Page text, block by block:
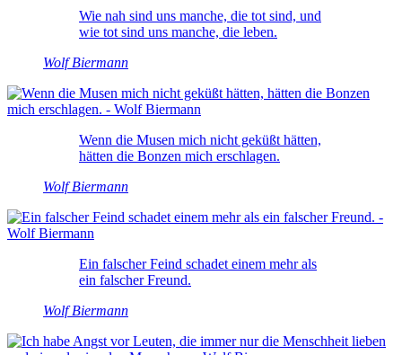
Wie nah sind uns manche, die tot sind, und
wie tot sind uns manche, die leben.
Wolf Biermann
Wenn die Musen mich nicht geküßt hätten,
hätten die Bonzen mich erschlagen.
Wolf Biermann
Ein falscher Feind schadet einem mehr als
ein falscher Freund.
Wolf Biermann